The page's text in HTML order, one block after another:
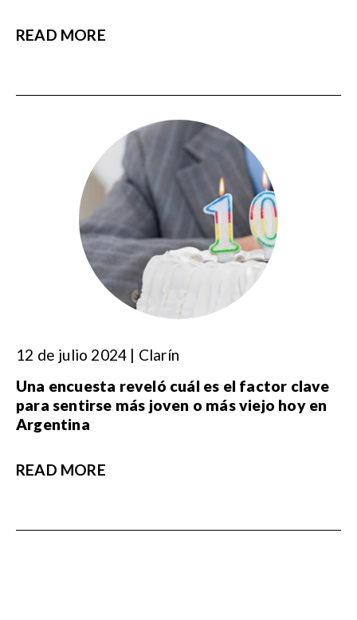
READ MORE
12 de julio 2024 | Clarín
Una encuesta reveló cuál es el factor clave
para sentirse más joven o más viejo hoy en
Argentina
READ MORE